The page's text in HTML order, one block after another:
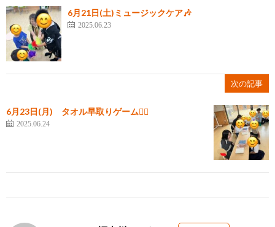
6月21日(土)ミュージックケア🎶
2025.06.23
次の記事
6月23日(月) タオル早取りゲーム🏳‍🌈
2025.06.24